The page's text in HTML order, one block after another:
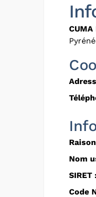
CUMA
Nom
SIRET :
Code